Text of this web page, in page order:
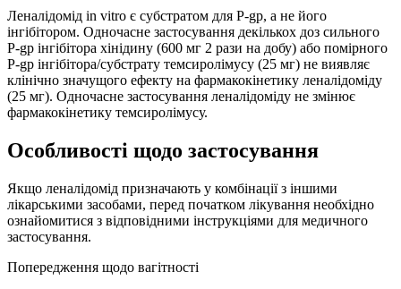
Леналідомід in vitro є субстратом для P-gp, а не його
інгібітором. Одночасне застосування декількох доз сильного
Р-gp інгібітора хінідину (600 мг 2 рази на добу) або помірного
P‑gp інгібітора/субстрату темсиролімусу (25 мг) не виявляє
клінічно значущого ефекту на фармакокінетику леналідоміду
(25 мг). Одночасне застосування леналідоміду не змінює
фармакокінетику темсиролімусу.
Особливості щодо застосування
Якщо леналідомід призначають у комбінації з іншими
лікарськими засобами, перед початком лікування необхідно
ознайомитися з відповідними інструкціями для медичного
застосування.
Попередження щодо вагітності